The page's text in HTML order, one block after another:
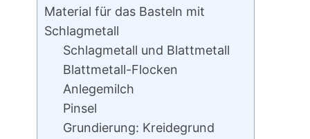
Material für das Basteln mit
Schlagmetall
Schlagmetall und Blattmetall
Blattmetall-Flocken
Anlegemilch
Pinsel
Grundierung: Kreidegrund